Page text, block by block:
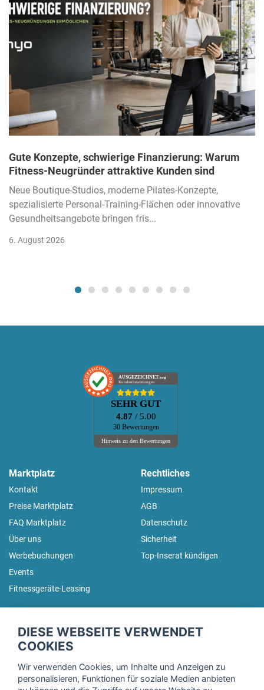
Gute Konzepte, schwierige Finanzierung: Warum
Fitness-Neugründer attraktive Kunden sind
Neue Boutique-Studios, moderne Pilates-Konzepte,
spezialisierte Personal-Training-Flächen oder innovative
Gesundheitsangebote bringen fris...
6. August 2026
AUSGEZEICHNET.org
Kundenbewertungen
SEHR GUT
4.87 / 5.00
30 Bewertungen
Hinweis zu den Bewertungen
Marktplatz
Kontakt
Preise Marktplatz
FAQ Marktplatz
Über uns
Werbebuchungen
Events
Fitnessgeräte-Leasing
Rechtliches
Impressum
AGB
Datenschutz
Sicherheit
Top-Inserat kündigen
Trage dich hier für unseren Newsletter ein und erhalte regelmäßig
DIESE WEBSEITE VERWENDET
COOKIES
Wir verwenden Cookies, um Inhalte und Anzeigen zu
personalisieren, Funktionen für soziale Medien anbieten